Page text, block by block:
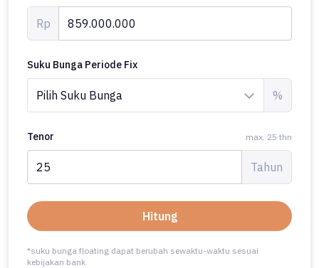
Rp
Suku Bunga Periode Fix
%
Tenor max. 25 thn
Tahun
Hitung
*suku bunga floating dapat berubah sewaktu-waktu sesuai
kebijakan bank